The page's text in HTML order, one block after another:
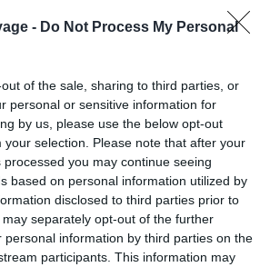
- Do Not Process My Personal
of the sale, sharing to third parties, or
personal or sensitive information for
by us, please use the below opt-out
your selection. Please note that after your
you may continue seeing
based on personal information utilized by
disclosed to third parties prior to
separately opt-out of the further
personal information by third parties on the
participants. This information may